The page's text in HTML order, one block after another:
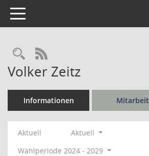
Toggle navigation
Rechercheauswahl
RSS-Feed
Volker Zeitz
Informationen Mitarbeit
Aktuell
Aktuell
Wahlperiode 2024 - 2029